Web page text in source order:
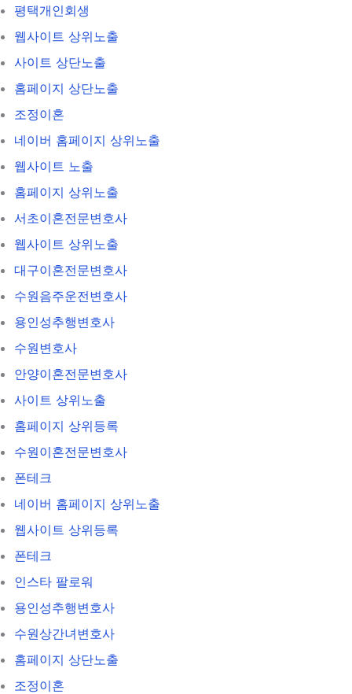
평택개인회생
웹사이트 상위노출
사이트 상단노출
홈페이지 상단노출
조정이혼
네이버 홈페이지 상위노출
웹사이트 노출
홈페이지 상위노출
서초이혼전문변호사
웹사이트 상위노출
대구이혼전문변호사
수원음주운전변호사
용인성추행변호사
수원변호사
안양이혼전문변호사
사이트 상위노출
홈페이지 상위등록
수원이혼전문변호사
폰테크
네이버 홈페이지 상위노출
웹사이트 상위등록
폰테크
인스타 팔로워
용인성추행변호사
수원상간녀변호사
홈페이지 상단노출
조정이혼